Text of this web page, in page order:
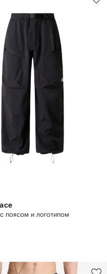
поясом и логотипом